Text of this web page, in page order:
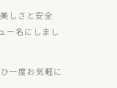
しさと安全
ー名にしまし
一度お気軽に